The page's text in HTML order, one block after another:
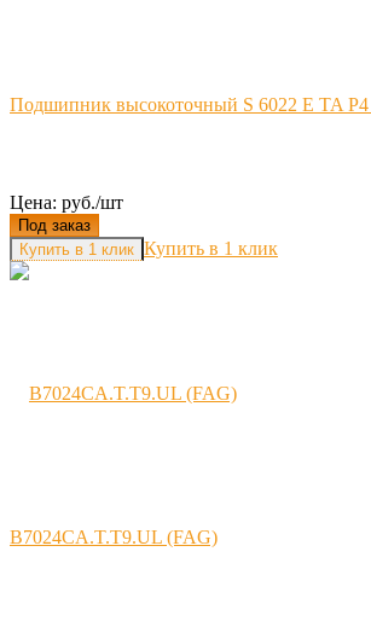
Подшипник высокоточный S 6022 E TA
Цена: руб./шт
Под заказ
Купить в 1 клик
B7024CA.T.T9.UL (FAG)